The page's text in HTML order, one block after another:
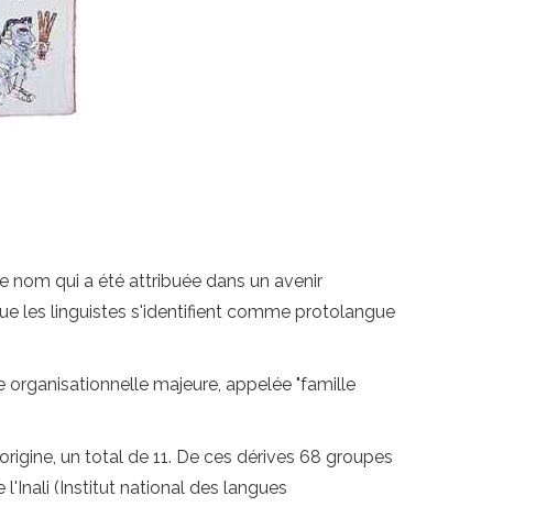
nom qui a été attribuée dans un avenir
les linguistes s'identifient comme protolangue
majeure, appelée "famille
un total de 11. De ces dérives 68 groupes
l'Inali (Institut national des langues